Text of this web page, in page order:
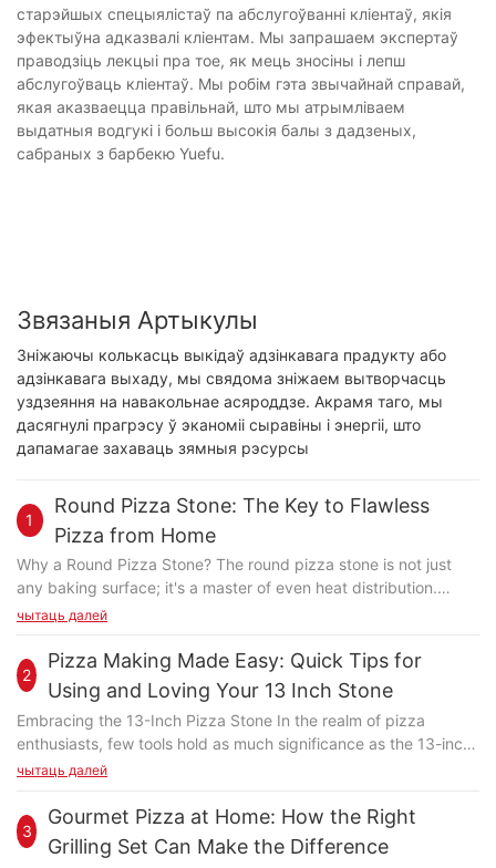
старэйшых спецыялістаў па абслугоўванні кліентаў, якія
эфектыўна адказвалі кліентам. Мы запрашаем экспертаў
праводзіць лекцыі пра тое, як мець зносіны і лепш
абслугоўваць кліентаў. Мы робім гэта звычайнай справай,
якая аказваецца правільнай, што мы атрымліваем
выдатныя водгукі і больш высокія балы з дадзеных,
сабраных з барбекю Yuefu.
Звязаныя Артыкулы
Зніжаючы колькасць выкідаў адзінкавага прадукту або
адзінкавага выхаду, мы свядома зніжаем вытворчасць
уздзеяння на навакольнае асяроддзе. Акрамя таго, мы
дасягнулі прагрэсу ў эканоміі сыравіны і энергіі, што
дапамагае захаваць зямныя рэсурсы
1
Round Pizza Stone: The Key to Flawless
Pizza from Home
Why a Round Pizza Stone? The round pizza stone is not just
any baking surface; it's a master of even heat distribution.
Unlike square or rectangular stones, its circular shape ensures
evenness is crucial for preventing hot spots that can lead to
burned edges or undercooked centers. The result? A perfectly
crisp and golden-brown crust every time. The Science Behind
the Perfect Crust Imagine the dough as a delicate flower,
vulnerable to the whims of the oven. By using a round pizza
stone, you're ensuring that flower receives a steady, consistent
the stone for a minimum of 10-15 minutes is key. This initial
warmth ensures that the pizza cooks evenly, without burning or
чытаць далей
2
Pizza Making Made Easy: Quick Tips for
Using and Loving Your 13 Inch Stone
Embracing the 13-Inch Pizza Stone In the realm of pizza
enthusiasts, few tools hold as much significance as the 13-inch
pizza stone. Beyond being a vessel for your favorite sauce and
you cook pizza. Its flat, circular surface ensures even heat
distribution, resulting in a perfectly crispy crust and melt-in-
your-mouth interior. Whether you're a novice cook or a pizza
чытаць далей
3
Gourmet Pizza at Home: How the Right
Grilling Set Can Make the Difference